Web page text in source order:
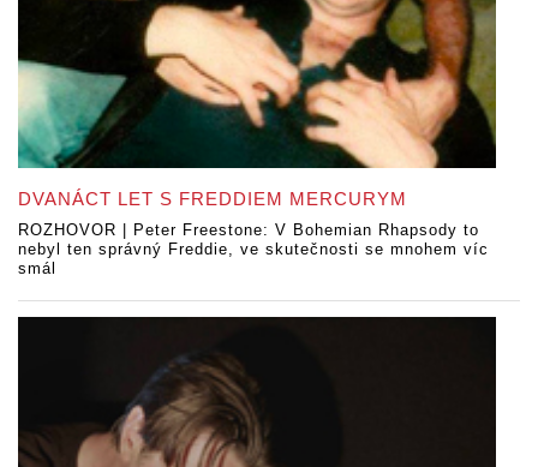
DVANÁCT LET S FREDDIEM MERCURYM
ROZHOVOR | Peter Freestone: V Bohemian Rhapsody to
nebyl ten správný Freddie, ve skutečnosti se mnohem víc
smál